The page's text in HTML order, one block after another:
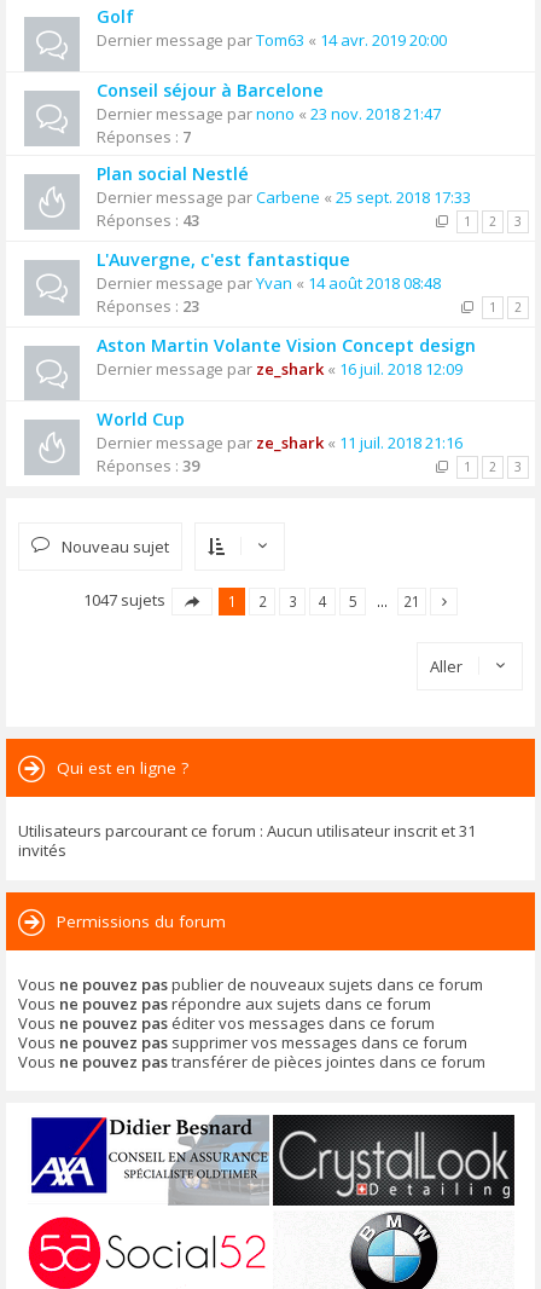
Golf
Dernier message parTom63 « 14 avr. 2019 20:00
Conseil séjour à Barcelone
Dernier message parnono « 23 nov. 2018 21:47
Réponses : 7
Plan social Nestlé
Dernier message parCarbene « 25 sept. 2018 17:33
Réponses : 43 1 2 3
L'Auvergne, c'est fantastique
Dernier message parYvan « 14 août 2018 08:48
Réponses : 23 1 2
Aston Martin Volante Vision Concept design
Dernier message par ze_shark« 16 juil. 2018 12:09
World Cup
Dernier message par ze_shark« 11 juil. 2018 21:16
Réponses : 39 1 2 3
Nouveau sujet
1047 sujets 1 2 3 4 5 … 21
Aller
Qui est en ligne ?
Utilisateurs parcourant ce forum : Aucun utilisateur inscrit et 31
invités
Permissions du forum
Vous ne pouvez paspublier de nouveaux sujets dans ce forum
Vous ne pouvez pasrépondre aux sujets dans ce forum
Vous ne pouvez pas éditer vos messages dans ce forum
Vous ne pouvez pas supprimer vos messages dans ce forum
Vous ne pouvez pastransférer de pièces jointes dans ce forum